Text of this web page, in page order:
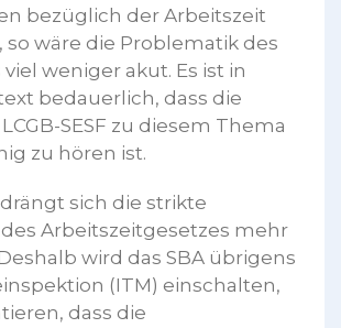
bezüglich der Arbeitszeit
wäre die Problematik des
weniger akut. Es ist in
bedauerlich, dass die
SESF zu diesem Thema
zu hören ist.
drängt sich die strikte
Arbeitszeitgesetzes mehr
wird das SBA übrigens
(ITM) einschalten,
dass die